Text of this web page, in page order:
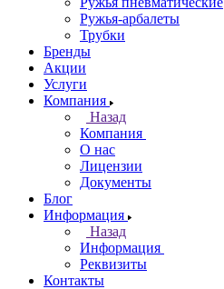
Ружья-арбалеты
Трубки
Бренды
Акции
Услуги
Компания
Назад
Компания
О нас
Лицензии
Документы
Блог
Информация
Назад
Информация
Реквизиты
Контакты